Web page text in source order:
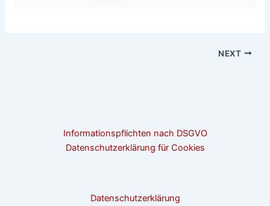
NEXT
Informationspflichten nach DSGVO
Datenschutzerklärung für Cookies
Datenschutzerklärung